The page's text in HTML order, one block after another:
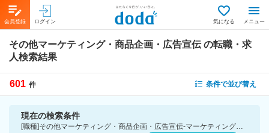
会員登録 ログイン 気になる メニュー
その他マーケティング・商品企画・広告宣伝の転職・求
人検索結果
601 件 条件で並び替え
現在の検索条件
[職種]その他マーケティング・商品企画・広告宣伝-マーケティング・商品企画・広告宣伝